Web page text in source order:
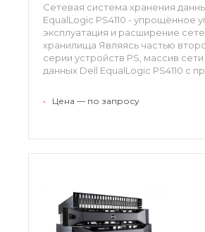
Сетевая система хранения
EqualLogic PS4110 - упрощённое
эксплуатация и расширение
хранилища Являясь частью
серии устройств PS, массив
данных Dell EqualLogic PS4110 с
позволяют упростить ваш дата-
• Цена — по запросу